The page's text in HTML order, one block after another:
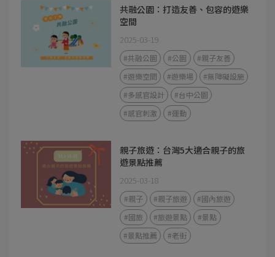
共融公園：打造友善、包容的遊樂
空間
2025-03-19
#共融公園 #公園
#親子友善
#遊樂空間
#遊樂場
#無障礙設施
#多感官設計
#台中公園
#感官刺激
#運動
親子旅遊：台灣5大適合親子的旅
遊景點推薦
2025-03-18
#親子 #親子旅遊
#國內旅遊
#國旅
#旅遊景點
#景點
#景點推薦
#老街